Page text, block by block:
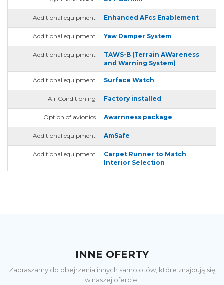
Additional equipment Enhanced AFcs Enablement
Additional equipment Yaw Damper System
Additional equipment
TAWS-B (Terrain AWareness
and Warning System)
Additional equipment Surface Watch
Air Conditioning Factory installed
Option of avionics Awarnness package
Additional equipment AmSafe
Additional equipment
Carpet Runner to Match
Interior Selection
INNE OFERTY
Zapraszamy do obejrzenia innych samolotów, które znajdują się
w naszej ofercie.